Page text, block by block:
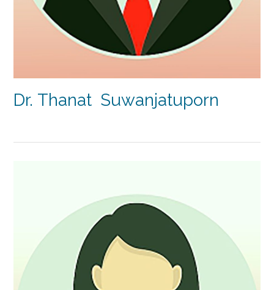
Dr. Thanat Suwanjatuporn